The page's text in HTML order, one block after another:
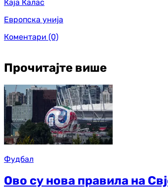
Каја Калас
Европска унија
Коментари (0)
Прочитајте више
Фудбал
Ово су нова правила на